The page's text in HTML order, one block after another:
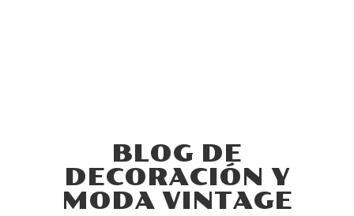
BLOG DE
DECORACIÓN Y
MODA VINTAGE